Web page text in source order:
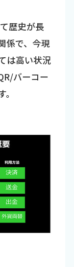
歴史が長
係で、今現
は高い状況
バーコー